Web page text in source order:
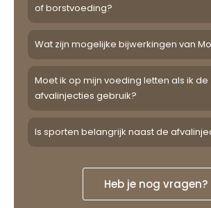
of borstvoeding?
Wat zijn mogelijke bijwerkingen van
Moet ik op mijn voeding letten als ik de
afvalinjecties gebruik?
Is sporten belangrijk naast de
Heb je nog vragen?